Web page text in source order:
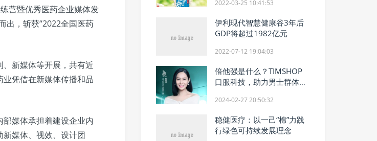
营暨优秀医药企业媒体发
出，斩获“2022全国医药
新媒体等开展，共有近
凭借在新媒体传播和品
媒体承担着建设企业内
媒体、视效、设计团
2022-03-25 10:41:53
伊利现代智慧健康谷3年后
GDP将超过1982亿元
2022-07-12 19:04:03
倍他强是什么？TIMSHOP
口服科技，助力男士群体远
2024-02-27 20:50:32
稳健医疗：以一己“棉”力践
行绿色可持续发展理念